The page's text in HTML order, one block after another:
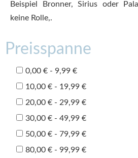
Beispiel Bronner, Sirius oder
keine Rolle,.
Preisspanne
0,00 € - 9,99 €
10,00 € - 19,99 €
20,00 € - 29,99 €
30,00 € - 49,99 €
50,00 € - 79,99 €
80,00 € - 99,99 €